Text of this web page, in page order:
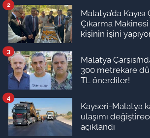
Malatya’da
Çıkarma
kişinin işini
2
Malatya
300 metrekare
TL önerdiler!
3
Kayseri-Malatya
ulaşımı
açıklandı
4